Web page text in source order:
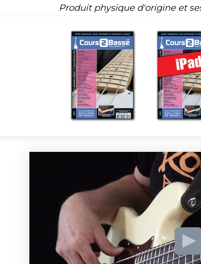
Produit physique d'origine et